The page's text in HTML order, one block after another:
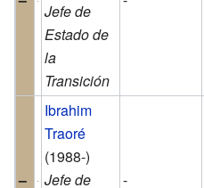
Jefe de
Estado de
la
Transición
–
Ibrahim
Traoré
(1988-)
Jefe de
-